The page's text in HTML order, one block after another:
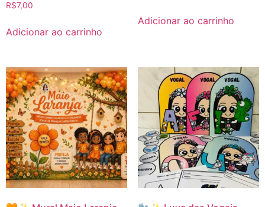
R$7,00
Adicionar ao carrinho
Adicionar ao carrinho